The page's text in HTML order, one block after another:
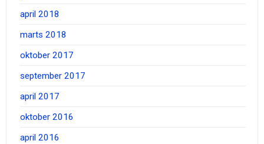
april 2018
marts 2018
oktober 2017
september 2017
april 2017
oktober 2016
april 2016